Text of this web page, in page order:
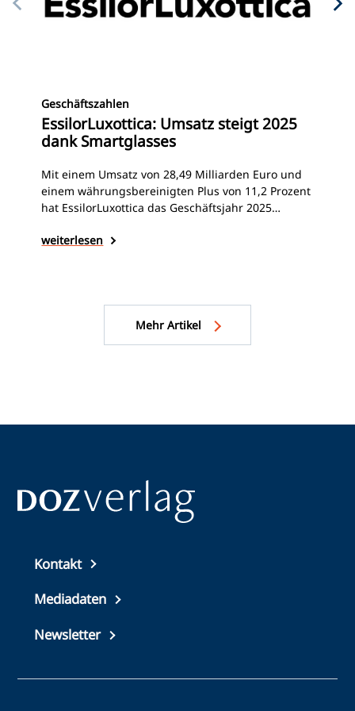
weiterlesen
Geschäftszahlen
EssilorLuxottica: Umsatz steigt 2025
dank Smartglasses
Mit einem Umsatz von 28,49 Milliarden Euro und
einem währungsbereinigten Plus von 11,2 Prozent
hat EssilorLuxottica das Geschäftsjahr 2025
Halbjahr, mit einem besonders dynamischen
Mehr Artikel
Top
footer
Kontakt
Mediadaten
Newsletter